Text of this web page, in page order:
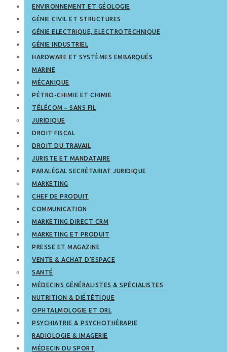
ENVIRONNEMENT ET GÉOLOGIE
GÉNIE CIVIL ET STRUCTURES
GÉNIE ELECTRIQUE, ELECTROTECHNIQUE
GÉNIE INDUSTRIEL
HARDWARE ET SYSTÈMES EMBARQUÉS
MARINE
MÉCANIQUE
PÉTRO-CHIMIE ET CHIMIE
TÉLÉCOM – SANS FIL
JURIDIQUE
DROIT FISCAL
DROIT DU TRAVAIL
JURISTE ET MANDATAIRE
PARALÉGAL SECRÉTARIAT JURIDIQUE
MARKETING
CHEF DE PRODUIT
COMMUNICATION
MARKETING DIRECT CRM
MARKETING ET PRODUIT
PRESSE ET MAGAZINE
VENTE & ACHAT D’ESPACE
SANTÉ
MÉDECINS GÉNÉRALISTES & SPÉCIALISTES
NUTRITION & DIÉTÉTIQUE
OPHTALMOLOGIE ET ORL
PSYCHIATRIE & PSYCHOTHÉRAPIE
RADIOLOGIE & IMAGERIE
MÉDECIN DU SPORT